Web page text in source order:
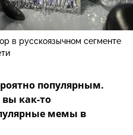
в русскоязычном сегменте
популярным.
вы как-то
мемы в